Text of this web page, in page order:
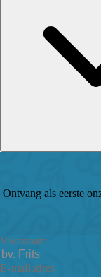
Ontvang als eerste
Voornaam
E-mailadres